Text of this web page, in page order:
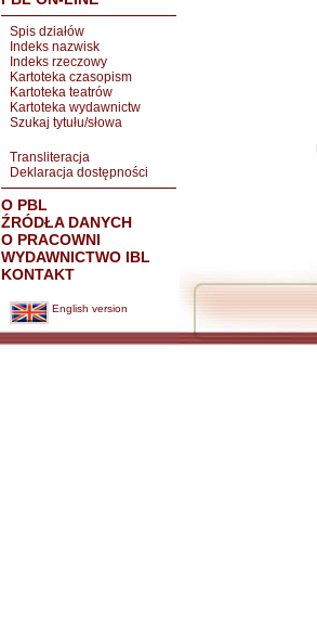
Spis działów
Indeks nazwisk
Indeks rzeczowy
Kartoteka czasopism
Kartoteka teatrów
Kartoteka wydawnictw
Szukaj tytułu/słowa
Transliteracja
Deklaracja dostępności
O PBL
ŹRÓDŁA DANYCH
O PRACOWNI
WYDAWNICTWO IBL
KONTAKT
English version